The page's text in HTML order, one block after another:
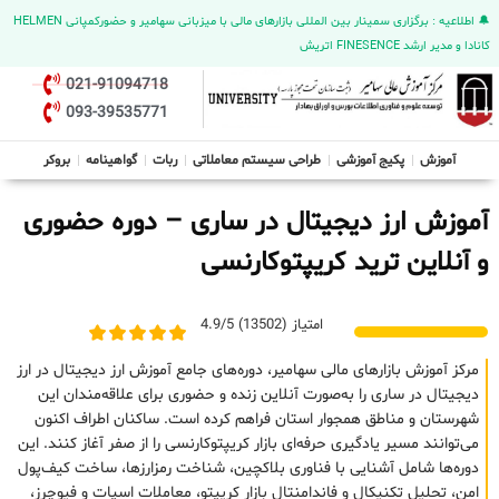
🔔 اطلاعیه : برگزاری سمینار بین المللی بازارهای مالی با میزبانی سهامیر و حضورکمپانی HELMEN
کانادا و مدیر ارشد FINESENCE اتریش
021-91094718
093-39535771
آموزش پکیج آموزشی طراحی سیستم معاملاتی ربات گواهینامه بروکر
آموزش ارز دیجیتال در ساری – دوره حضوری
و آنلاین ترید کریپتوکارنسی
امتیاز (13502) 4.9/5
مرکز آموزش بازارهای مالی سهامیر، دوره‌های جامع آموزش ارز دیجیتال در ارز
دیجیتال در ساری را به‌صورت آنلاین زنده و حضوری برای علاقه‌مندان این
شهرستان و مناطق همجوار استان فراهم کرده است. ساکنان اطراف اکنون
می‌توانند مسیر یادگیری حرفه‌ای بازار کریپتوکارنسی را از صفر آغاز کنند. این
دوره‌ها شامل آشنایی با فناوری بلاکچین، شناخت رمزارزها، ساخت کیف‌پول
امن، تحلیل تکنیکال و فاندامنتال بازار کریپتو، معاملات اسپات و فیوچرز،